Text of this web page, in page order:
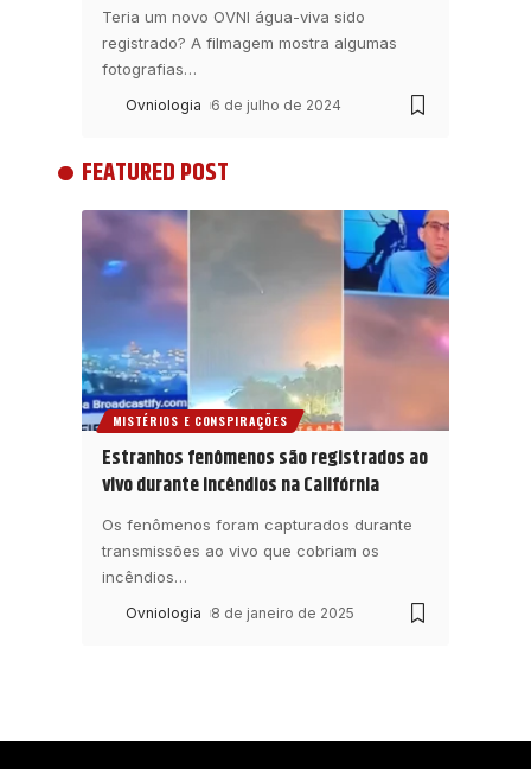
Teria um novo OVNI água-viva sido
registrado? A filmagem mostra algumas
fotografias…
Ovniologia 6 de julho de 2024
FEATURED POST
MISTÉRIOS E CONSPIRAÇÕES
Estranhos fenômenos são registrados ao
vivo durante incêndios na Califórnia
Os fenômenos foram capturados durante
transmissões ao vivo que cobriam os
incêndios…
Ovniologia 8 de janeiro de 2025